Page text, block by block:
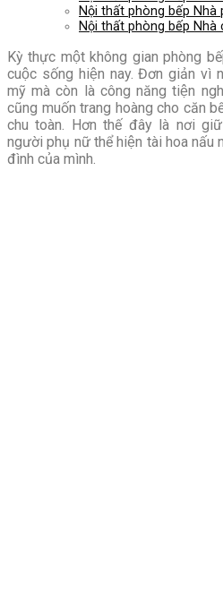
Nội thất phòng bếp Nhà
Nội thất phòng bếp Nhà
Kỳ thực một không gian phòng
cuộc sống hiện nay. Đơn giản vì
mỹ mà còn là công năng tiện
cũng muốn trang hoàng cho căn
chu toàn. Hơn thế đây là nơi
người phụ nữ thể hiện tài hoa nấu
đình của mình.